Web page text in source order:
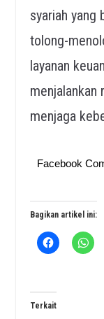
syariah yang
tolong-
layanan
menjalankan
menjaga
Facebook
Bagikan artikel ini:
Terkait